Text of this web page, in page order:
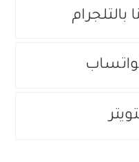
بالتلجرام